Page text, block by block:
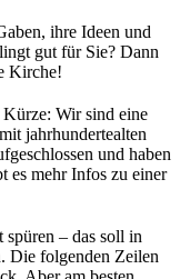
ihre Ideen und
gut für Sie? Dann
Kirche!
Wir sind eine
jahrhundertealten
und haben
es mehr Infos zu einer
spüren – das soll in
Die folgenden Zeilen